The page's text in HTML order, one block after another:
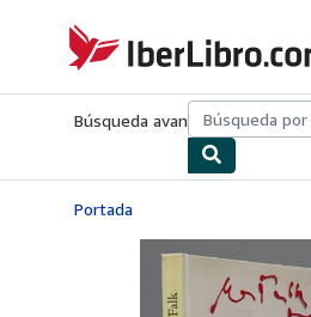
IberLibro.com
Búsqueda avanzadaColecciones
Portada